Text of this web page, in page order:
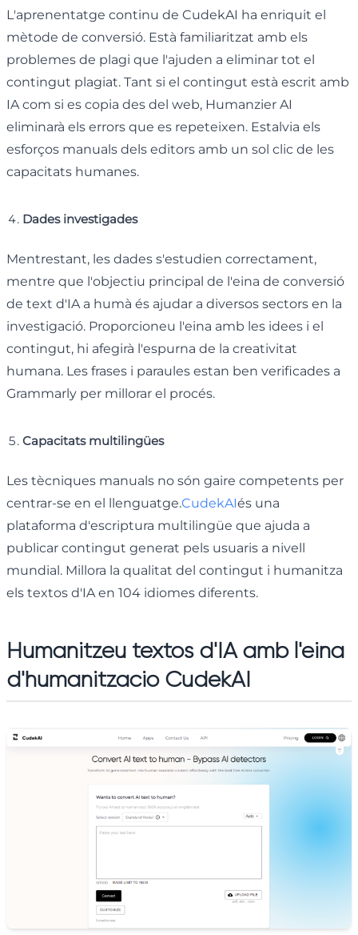
L'aprenentatge continu de CudekAI ha enriquit el
mètode de conversió. Està familiaritzat amb els
problemes de plagi que l'ajuden a eliminar tot el
contingut plagiat. Tant si el contingut està escrit amb
IA com si es copia des del web, Humanzier AI
eliminarà els errors que es repeteixen. Estalvia els
esforços manuals dels editors amb un sol clic de les
capacitats humanes.
Dades investigades
Mentrestant, les dades s'estudien correctament,
mentre que l'objectiu principal de l'eina de conversió
de text d'IA a humà és ajudar a diversos sectors en la
investigació. Proporcioneu l'eina amb les idees i el
contingut, hi afegirà l'espurna de la creativitat
humana. Les frases i paraules estan ben verificades a
Grammarly per millorar el procés.
Capacitats multilingües
Les tècniques manuals no són gaire competents per
centrar-se en el llenguatge.CudekAIés una
plataforma d'escriptura multilingüe que ajuda a
publicar contingut generat pels usuaris a nivell
mundial. Millora la qualitat del contingut i humanitza
els textos d'IA en 104 idiomes diferents.
Humanitzeu textos d'IA amb l'eina
d'humanització CudekAI